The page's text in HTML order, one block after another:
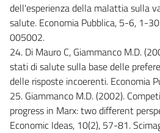
dell'esperienza della malattia sulla
salute. Economia Pubblica, 5-6, 1-
005002.
24. Di Mauro C, Giammanco M.D.
stati di salute sulla base delle
delle risposte incoerenti. Economia
25. Giammanco M.D. (2002).
progress in Marx: two different
Economic Ideas, 10(2), 57-81.